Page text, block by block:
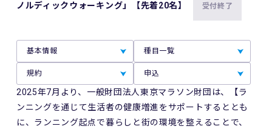
ノルディックウォーキング」【先着20名】
受付終了
基本情報 種目一覧
規約 申込
2025年7月より、一般財団法人東京マラソン財団は、【ラ
ンニングを通じて生活者の健康増進をサポートするととも
に、ランニング起点で暮らしと街の環境を整えることで、